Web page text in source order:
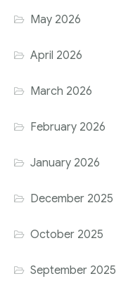
May 2026
April 2026
March 2026
February 2026
January 2026
December 2025
October 2025
September 2025